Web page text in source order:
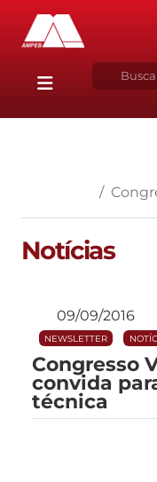
Notícias
09/09/2016
NEWSLETTER
Congresso
convida
técnica